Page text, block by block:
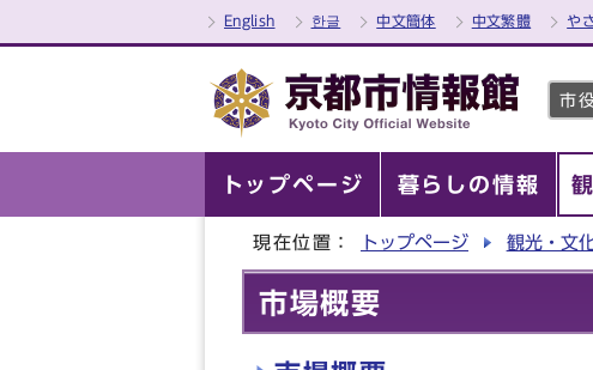
English 한글 中文簡体 中文繁體 や
市
トップページ 暮らしの情報
現在位置： トップページ 観光・文
市場概要